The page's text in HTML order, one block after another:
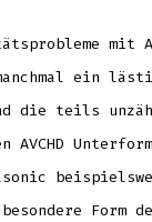
mit
ein
die teils
AVCHD
Form